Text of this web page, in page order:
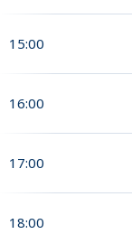
15:00
16:00
17:00
18:00